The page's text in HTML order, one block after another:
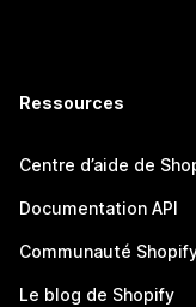
Ressources
Centre d’aide de
Documentation API
Communauté
Le blog de Shopify